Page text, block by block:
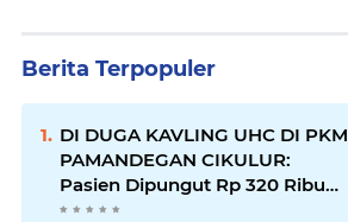
Berita Terpopuler
DI DUGA KAVLING UHC DI PKM
PAMANDEGAN CIKULUR:
Pasien Dipungut Rp 320 Ribu
Sehari Meski Diuruskan UHC,